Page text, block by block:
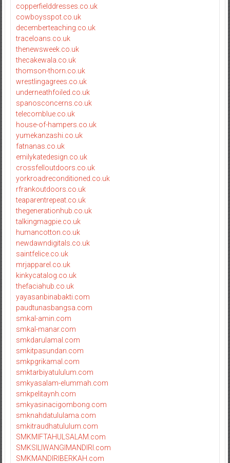
copperfielddresses.co.uk
cowboysspot.co.uk
decemberteaching.co.uk
traceloans.co.uk
thenewsweek.co.uk
thecakewala.co.uk
thomson-thorn.co.uk
wrestlingagrees.co.uk
underneathfoiled.co.uk
spanosconcerns.co.uk
telecomblue.co.uk
house-of-hampers.co.uk
yumekanzashi.co.uk
fatnanas.co.uk
emilykatedesign.co.uk
crossfelloutdoors.co.uk
yorkroadreconditioned.co.uk
rfrankoutdoors.co.uk
teaparentrepeat.co.uk
thegenerationhub.co.uk
talkingmagpie.co.uk
humancotton.co.uk
newdawndigitals.co.uk
saintfelice.co.uk
mrjapparel.co.uk
kinkycatalog.co.uk
thefaciahub.co.uk
yayasanbinabakti.com
paudtunasbangsa.com
smkal-amin.com
smkal-manar.com
smkdarulamal.com
smkitpasundan.com
smkpgrikamal.com
smktarbiyatululum.com
smkyasalam-elummah.com
smkpelitaynh.com
smkyasinacigombong.com
smknahdatululama.com
smkitraudhatululum.com
SMKMIFTAHULSALAM.com
SMKSILIWANGIMANDIRI.com
SMKMANDIRIBERKAH.com